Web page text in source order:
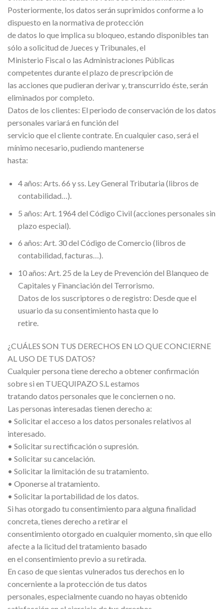
Posteriormente, los datos serán suprimidos conforme a lo
dispuesto en la normativa de protección
de datos lo que implica su bloqueo, estando disponibles tan
sólo a solicitud de Jueces y Tribunales, el
Ministerio Fiscal o las Administraciones Públicas
competentes durante el plazo de prescripción de
las acciones que pudieran derivar y, transcurrido éste, serán
eliminados por completo.
Datos de los clientes: El periodo de conservación de los datos
personales variará en función del
servicio que el cliente contrate. En cualquier caso, será el
mínimo necesario, pudiendo mantenerse
hasta:
4 años: Arts. 66 y ss. Ley General Tributaria (libros de
contabilidad…).
5 años: Art. 1964 del Código Civil (acciones personales sin
plazo especial).
6 años: Art. 30 del Código de Comercio (libros de
contabilidad, facturas…).
10 años: Art. 25 de la Ley de Prevención del Blanqueo de
Capitales y Financiación del Terrorismo.
Datos de los suscriptores o de registro: Desde que el
usuario da su consentimiento hasta que lo
retire.
¿CUÁLES SON TUS DERECHOS EN LO QUE CONCIERNE
AL USO DE TUS DATOS?
Cualquier persona tiene derecho a obtener confirmación
sobre si en TUEQUIPAZO S.L estamos
tratando datos personales que le conciernen o no.
Las personas interesadas tienen derecho a:
• Solicitar el acceso a los datos personales relativos al
interesado.
• Solicitar su rectificación o supresión.
• Solicitar su cancelación.
• Solicitar la limitación de su tratamiento.
• Oponerse al tratamiento.
• Solicitar la portabilidad de los datos.
Si has otorgado tu consentimiento para alguna finalidad
concreta, tienes derecho a retirar el
consentimiento otorgado en cualquier momento, sin que ello
afecte a la licitud del tratamiento basado
en el consentimiento previo a su retirada.
En caso de que sientas vulnerados tus derechos en lo
concerniente a la protección de tus datos
personales, especialmente cuando no hayas obtenido